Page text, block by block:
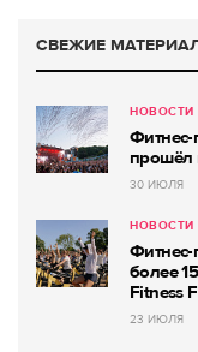
СВЕЖИЕ
НОВОСТИ
прошёл
30 ИЮЛЯ
НОВОСТИ
Фитнес-
более
Fitness
23 ИЮЛЯ